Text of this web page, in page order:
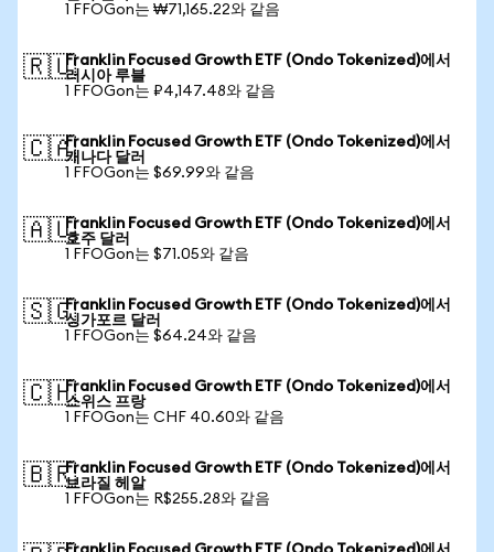
1 FFOGon는 ₩71,165.22와 같음
🇷🇺Franklin Focused Growth ETF (Ondo Tokenized)에서
러시아 루블
1 FFOGon는 ₽4,147.48와 같음
🇨🇦Franklin Focused Growth ETF (Ondo Tokenized)에서
캐나다 달러
1 FFOGon는 $69.99와 같음
🇦🇺Franklin Focused Growth ETF (Ondo Tokenized)에서
호주 달러
1 FFOGon는 $71.05와 같음
🇸🇬Franklin Focused Growth ETF (Ondo Tokenized)에서
싱가포르 달러
1 FFOGon는 $64.24와 같음
🇨🇭Franklin Focused Growth ETF (Ondo Tokenized)에서
스위스 프랑
1 FFOGon는 CHF 40.60와 같음
🇧🇷Franklin Focused Growth ETF (Ondo Tokenized)에서
브라질 헤알
1 FFOGon는 R$255.28와 같음